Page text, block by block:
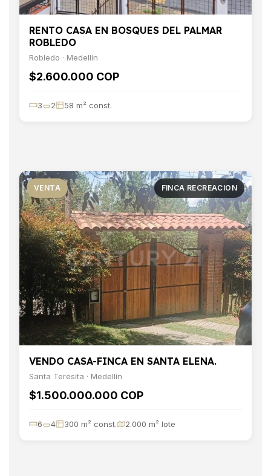
RENTO CASA EN BOSQUES DEL PALMAR
ROBLEDO
Robledo · Medellín
$2.600.000 COP
3 2 58 m² const.
VENTA FINCA RECREACION
VENDO CASA-FINCA EN SANTA ELENA.
Santa Teresita · Medellín
$1.500.000.000 COP
6 4 300 m² const. 2.000 m² lote